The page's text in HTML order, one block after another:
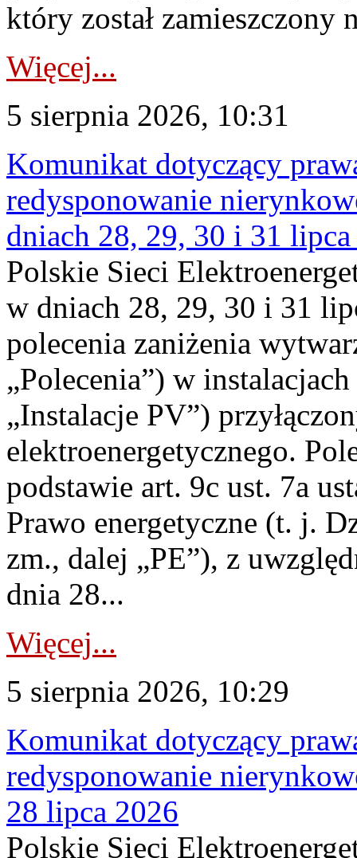
który został zamieszczony
Więcej...
5 sierpnia 2026, 10:31
Komunikat dotyczący
redysponowanie
dniach 28, 29, 30 i 31
Polskie Sieci
w dniach 28, 29, 30 i 31
polecenia zaniżenia
„Polecenia”) w
„Instalacje PV”)
elektroenergetycznego.
podstawie art. 9c ust. 7a
Prawo energetyczne (t. j.
zm., dalej „PE”), z
dnia 28...
Więcej...
5 sierpnia 2026, 10:29
Komunikat dotyczący
redysponowanie
28 lipca 2026
Polskie Sieci